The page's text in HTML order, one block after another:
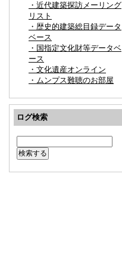
・近代建築探訪メーリング
リスト
・歴史的建築総目録データ
ベース
・国指定文化財等データベ
ース
・文化遺産オンライン
・ムンプス難聴のお部屋
ログ検索